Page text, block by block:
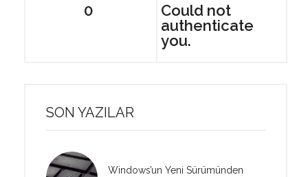
0
Could not
authenticate
you.
SON YAZILAR
Windows’un Yeni Sürümünden